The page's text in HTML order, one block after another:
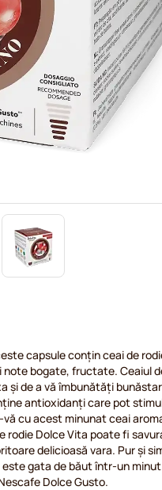
capsule conțin ceai de
bogate, fructate. Ceaiul
și de a vă îmbunătăți
antioxidanți care pot
cu acest minunat ceai
rodie Dolce Vita poate fi
delicioasă vara. Pur și
este gata de băut într-un
Dolce Gusto.